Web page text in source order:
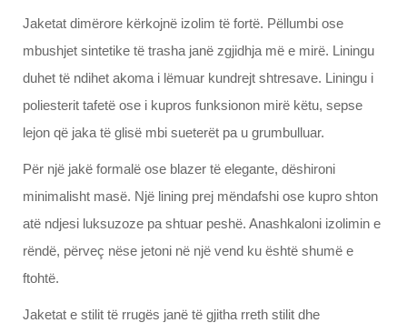
Jaketat dimërore kërkojnë izolim të fortë. Pëllumbi ose
mbushjet sintetike të trasha janë zgjidhja më e mirë. Liningu
duhet të ndihet akoma i lëmuar kundrejt shtresave. Liningu i
poliesterit tafetë ose i kupros funksionon mirë këtu, sepse
lejon që jaka të glisë mbi sueterët pa u grumbulluar.
Për një jakë formalë ose blazer të elegante, dëshironi
minimalisht masë. Një lining prej mëndafshi ose kupro shton
atë ndjesi luksuzoze pa shtuar peshë. Anashkaloni izolimin e
rëndë, përveç nëse jetoni në një vend ku është shumë e
ftohtë.
Jaketat e stilit të rrugës janë të gjitha rreth stilit dhe